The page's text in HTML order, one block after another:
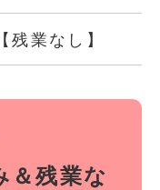
残業なし】
＆残業な